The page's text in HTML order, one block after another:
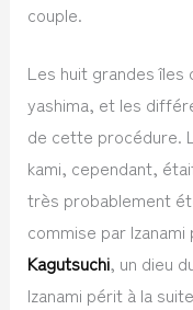
couple.
Les huit grandes îles
yashima, et les
de cette procédure.
kami, cependant,
très probablement
commise par
Kagutsuchi, un dieu
Izanami périt à la